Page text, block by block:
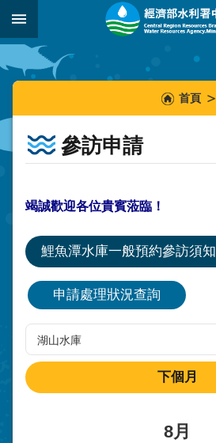
跳到主要內容區塊
:::
::::::
首頁
參訪申請
竭誠歡迎各位貴賓蒞臨！
鯉魚潭水庫一般預約參訪須知
申請處理狀況查詢
下個月
8月